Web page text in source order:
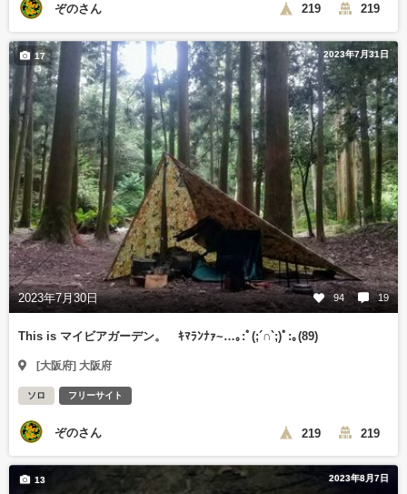
ぞのさん 219 219
2023年7月31日
2023年7月30日 94 19
17
This is マイビアガーデン。 ｷﾏﾗﾝﾅｧ~…｡⁠:ﾟ⁠(⁠;⁠´⁠∩⁠`⁠;⁠)ﾟ⁠:⁠｡(89)
[大阪府] 大阪府
ソロ フリーサイト
ぞのさん 219 219
2023年8月7日
13